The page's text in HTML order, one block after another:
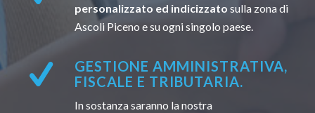
personalizzato ed indicizzato sulla zona di
Ascoli Piceno e su ogni singolo paese.
GESTIONE AMMINISTRATIVA,
FISCALE E TRIBUTARIA.
In sostanza saranno la nostra